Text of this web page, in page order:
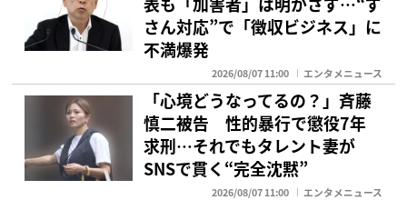
さん対応”で「徴収ビジネス」に
不満爆発
2026/08/07 11:00 エンタメニュース
「心境どうなってるの？」斉藤
慎二被告 性的暴行で懲役7年
求刑…それでもタレント妻が
SNSで貫く“完全沈黙”
2026/08/07 11:00 エンタメニュース